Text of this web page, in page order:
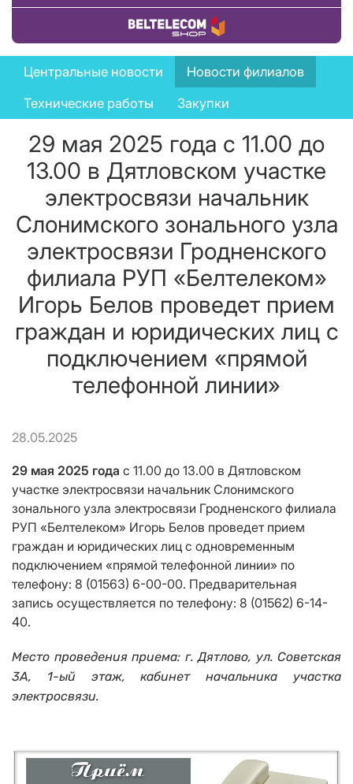
Купить товар
News
menu
Центральные новости
Новости филиалов
Технические работы
Закупки
29 мая 2025 года с 11.00 до
13.00 в Дятловском участке
электросвязи начальник
Слонимского зонального узла
электросвязи Гродненского
филиала РУП «Белтелеком»
Игорь Белов проведет прием
граждан и юридических лиц с
подключением «прямой
телефонной линии»
28.05.2025
29 мая 2025 года с 11.00 до 13.00 в Дятловском
участке электросвязи начальник Слонимского
зонального узла электросвязи Гродненского филиала
РУП «Белтелеком» Игорь Белов проведет прием
граждан и юридических лиц с одновременным
подключением «прямой телефонной линии» по
телефону: 8 (01563) 6-00-00. Предварительная
запись осуществляется по телефону: 8 (01562) 6-14-
40.
Место проведения приема: г. Дятлово, ул. Советская
3А, 1-ый этаж, кабинет начальника участка
электросвязи.